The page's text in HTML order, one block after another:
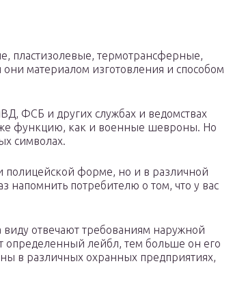
термотрансферные,
материалом изготовления и способом
ФСБ и других службах и ведомствах
же функцию, как и военные шевроны. Но
символах.
полицейской форме, но и в различной
потребителю о том, что у вас
отвечают требованиям наружной
определенный лейбл, тем больше он его
в различных охранных предприятиях,